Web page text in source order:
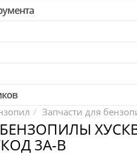
/ перфораторов
и отбойных молотков
другие
Запчасти для
КОД 3A-B